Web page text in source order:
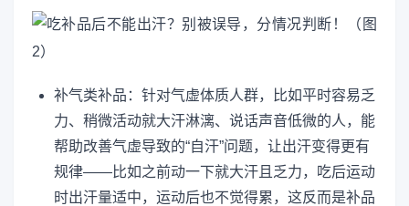
补气类补品：针对气虚体质人群，比如平时容易乏
力、稍微活动就大汗淋漓、说话声音低微的人，能
帮助改善气虚导致的“自汗”问题，让出汗变得更有
规律——比如之前动一下就大汗且乏力，吃后运动
时出汗量适中，运动后也不觉得累，这反而是补品